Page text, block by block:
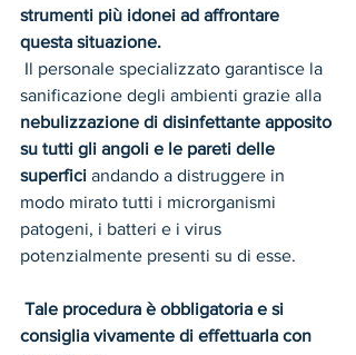
strumenti più idonei ad affrontare
questa situazione.
Il personale specializzato garantisce la
sanificazione degli ambienti grazie alla
nebulizzazione di disinfettante apposito
su tutti gli angoli e le pareti delle
superfici andando a distruggere in
modo mirato tutti i microrganismi
patogeni, i batteri e i virus
potenzialmente presenti su di esse.
Tale procedura è obbligatoria e si
consiglia vivamente di effettuarla con